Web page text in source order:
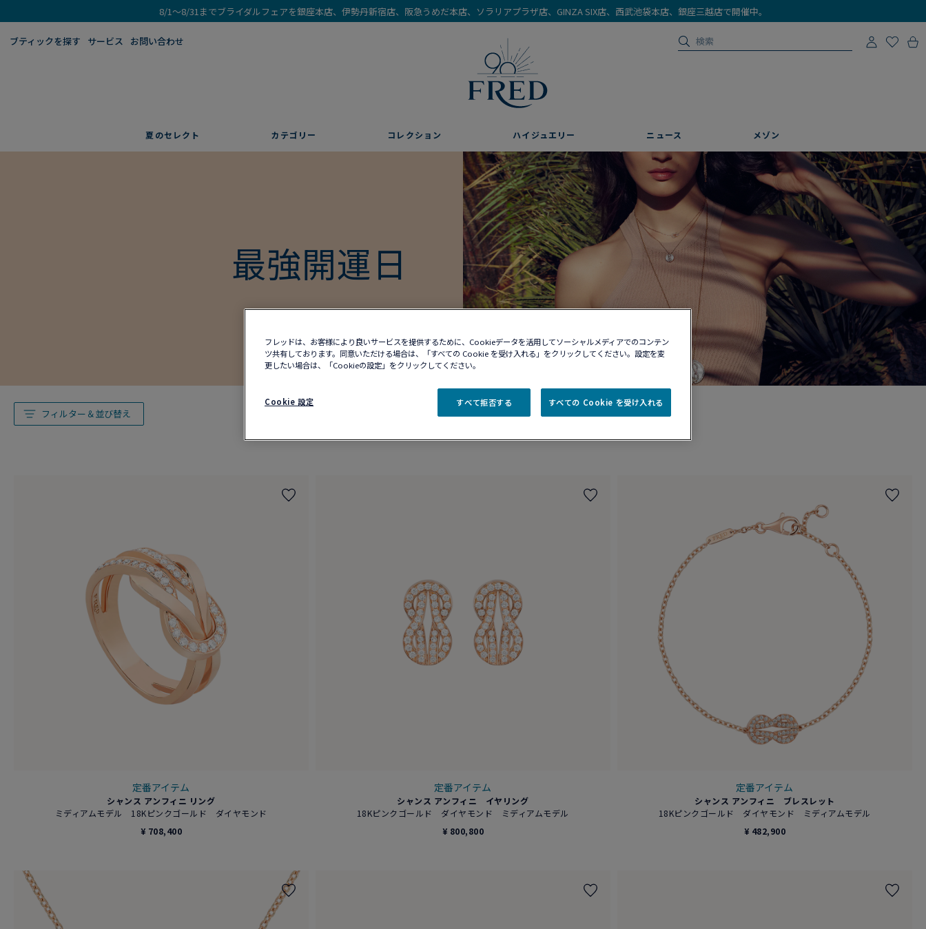
8/1～8/31までブライダルフェアを銀座本店、伊勢丹新宿店、阪急うめだ本店、ソラリアプラザ店、GINZA SIX店、西武池袋本店、銀座三越店で開催中。
ブティックを探す​ サービス お問い合わせ
夏のセレクト カテゴリー コレクション ハイジュエリー ニュース メゾン
最強開運日
フィルター＆並び替え
定番アイテム
シャンス アンフィニ リング
ミディアムモデル 18Kピンクゴールド ダイヤモンド
¥ 708,400
定番アイテム
シャンス アンフィニ イヤリング
18Kピンクゴールド ダイヤモンド ミディアムモデル
¥ 800,800
定番アイテム
シャンス アンフィニ ブレスレット
18Kピンクゴールド ダイヤモンド ミディアムモデル
¥ 482,900
フレッドは、お客様により良いサービスを提供するために、Cookieデータを活用してソーシャルメディアでのコンテン
ツ共有しております。同意いただける場合は、「すべての Cookie を受け入れる」をクリックしてください。設定を変
更したい場合は、「Cookieの設定」をクリックしてください。
Cookie 設定 すべて拒否する すべての Cookie を受け入れる